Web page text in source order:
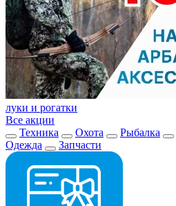
луки и рогатки
Все акции
Техника
Охота Рыбалка
Одежда
Запчасти